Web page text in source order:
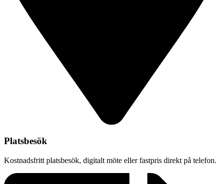
Platsbesök
Kostnadsfritt platsbesök, digitalt möte eller fastpris direkt på telefon.